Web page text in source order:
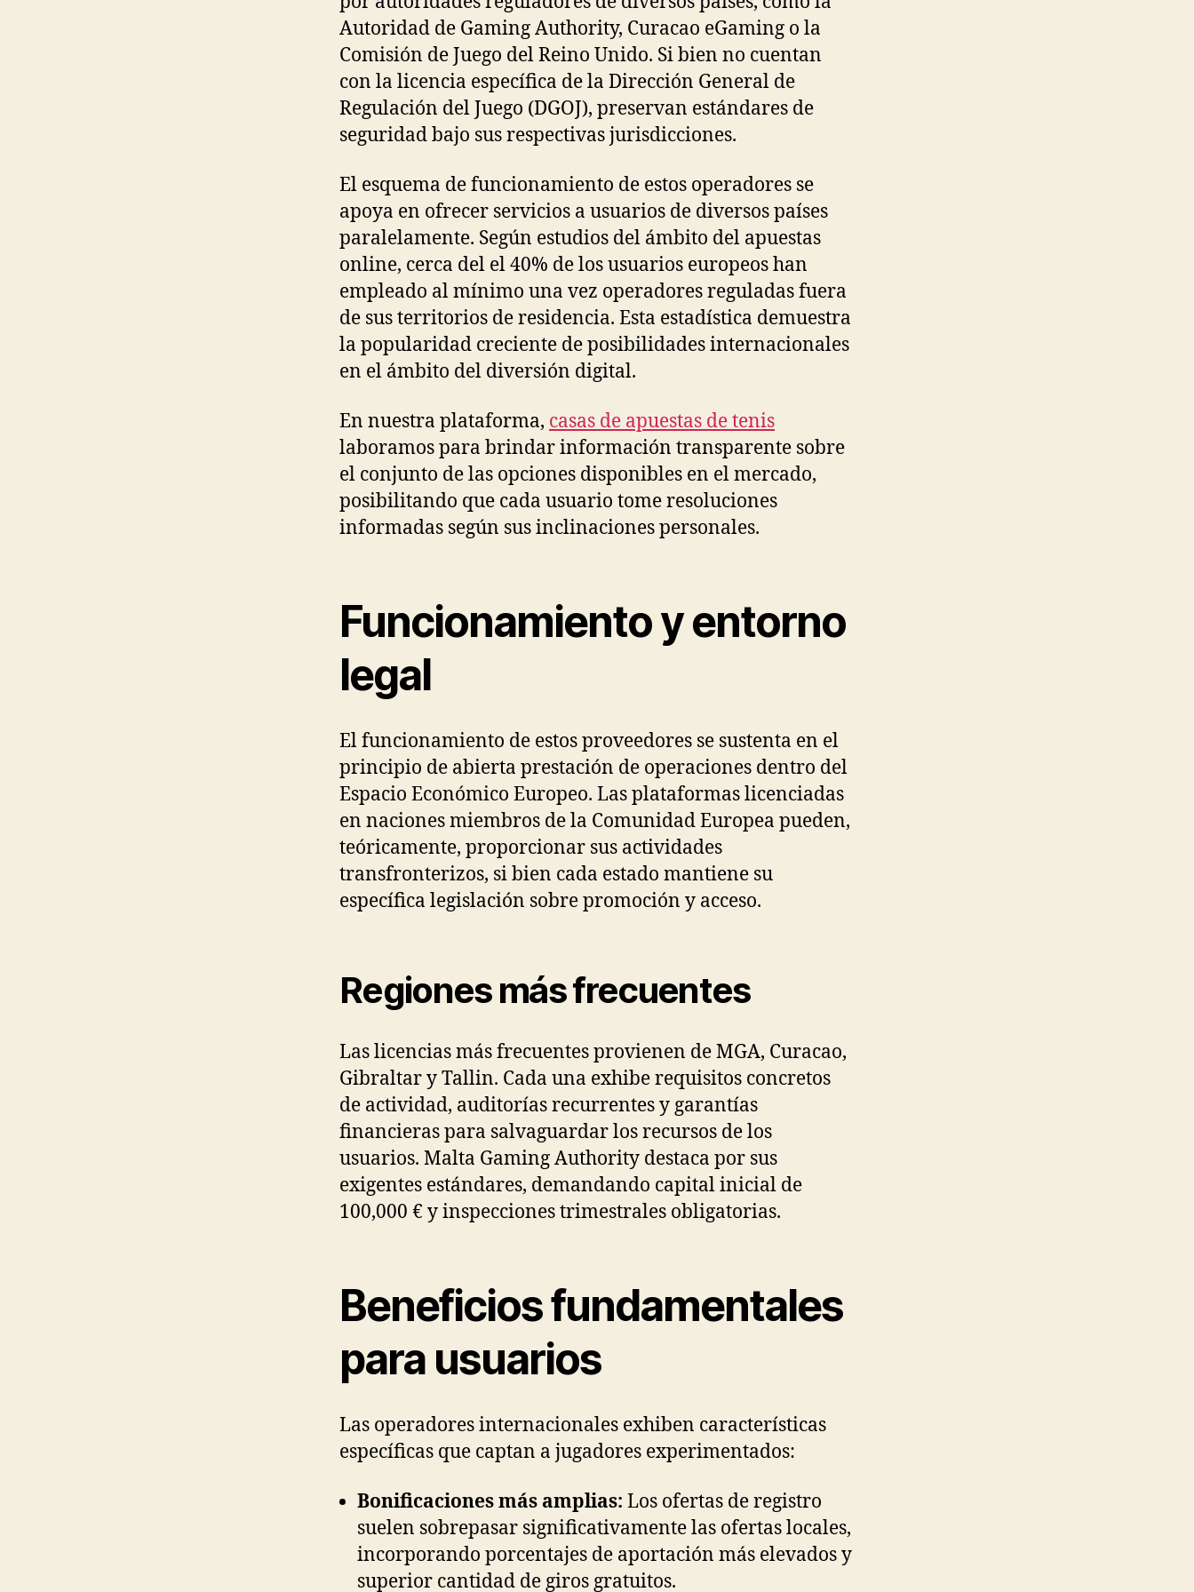
Autoridad de Gaming Authority, Curacao eGaming o la
Comisión de Juego del Reino Unido. Si bien no cuentan
con la licencia específica de la Dirección General de
Regulación del Juego (DGOJ), preservan estándares de
seguridad bajo sus respectivas jurisdicciones.
El esquema de funcionamiento de estos operadores se
apoya en ofrecer servicios a usuarios de diversos países
paralelamente. Según estudios del ámbito del apuestas
online, cerca del el 40% de los usuarios europeos han
empleado al mínimo una vez operadores reguladas fuera
de sus territorios de residencia. Esta estadística demuestra
la popularidad creciente de posibilidades internacionales
en el ámbito del diversión digital.
En nuestra plataforma, casas de apuestas de tenis
laboramos para brindar información transparente sobre
el conjunto de las opciones disponibles en el mercado,
posibilitando que cada usuario tome resoluciones
informadas según sus inclinaciones personales.
Funcionamiento y entorno
legal
El funcionamiento de estos proveedores se sustenta en el
principio de abierta prestación de operaciones dentro del
Espacio Económico Europeo. Las plataformas licenciadas
en naciones miembros de la Comunidad Europea pueden,
teóricamente, proporcionar sus actividades
transfronterizos, si bien cada estado mantiene su
específica legislación sobre promoción y acceso.
Regiones más frecuentes
Las licencias más frecuentes provienen de MGA, Curacao,
Gibraltar y Tallin. Cada una exhibe requisitos concretos
de actividad, auditorías recurrentes y garantías
financieras para salvaguardar los recursos de los
usuarios. Malta Gaming Authority destaca por sus
exigentes estándares, demandando capital inicial de
100,000 € y inspecciones trimestrales obligatorias.
Beneficios fundamentales
para usuarios
Las operadores internacionales exhiben características
específicas que captan a jugadores experimentados:
Bonificaciones más amplias: Los ofertas de registro
suelen sobrepasar significativamente las ofertas locales,
incorporando porcentajes de aportación más elevados y
superior cantidad de giros gratuitos.